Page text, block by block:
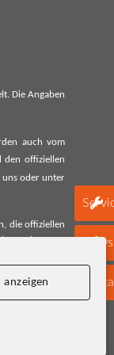
anzeigen
Die Angaben
auch vom
den offiziellen
uns oder unter
die offiziellen
sowie unter